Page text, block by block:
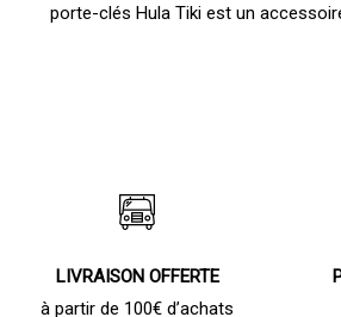
porte-clés Hula Tiki est un
LIVRAISON OFFERTE
à partir de 100€ d’achats